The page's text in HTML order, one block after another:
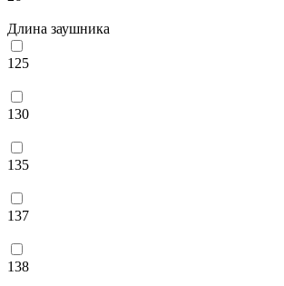
Длина заушника
125
130
135
137
138